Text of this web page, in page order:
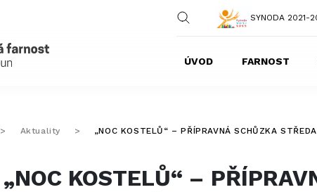
SYNODA 2021-
ÚVOD FARNOST
> Aktuality > „NOC KOSTELŮ“ – PŘÍPRAVNÁ SCHŮZKA
„NOC KOSTELŮ“ –